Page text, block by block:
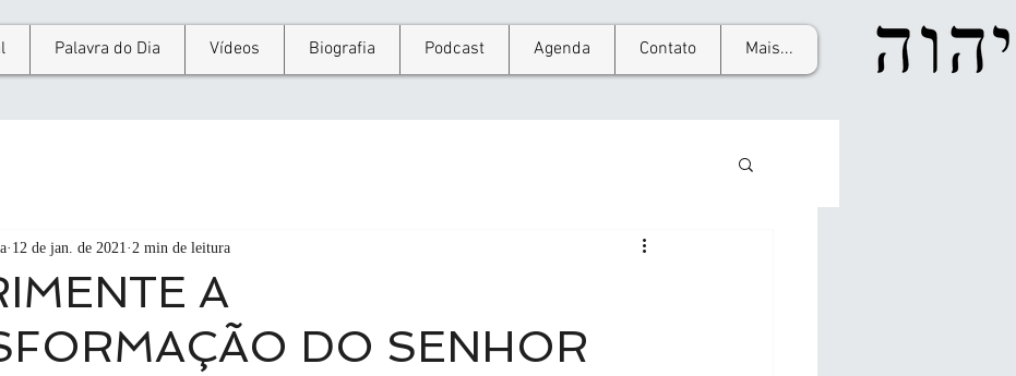
Palavra do Dia Vídeos Biografia Podcast Agenda Contato Mais...
A
DO SENHOR
12 de jan. de 2021 2 min de leitura